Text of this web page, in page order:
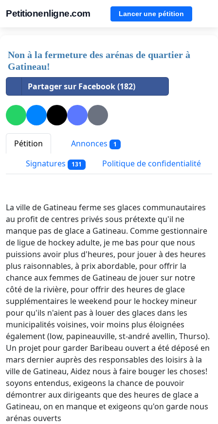
Petitionenligne.com Lancer une pétition
Non à la fermeture des arénas de quartier à
Gatineau!
Partager sur Facebook (182)
Pétition Annonces 1
Signatures 131 Politique de confidentialité
La ville de Gatineau ferme ses glaces communautaires
au profit de centres privés sous prétexte qu'il ne
manque pas de glace a Gatineau. Comme gestionnaire
de ligue de hockey adulte, je me bas pour que nous
puissions avoir plus d'heures, pour jouer à des heures
plus raisonnables, à prix abordable, pour offrir la
chance aux femmes de Gatineau de jouer sur notre
côté de la rivière, pour offrir des heures de glace
supplémentaires le weekend pour le hockey mineur
pour qu'ils n'aient pas à louer des glaces dans les
municipalités voisines, voir moins plus éloignées
également (low, papineauville, st-andré avellin, Thurso).
Un projet pour garder Baribeau ouvert a été déposé en
mars dernier auprès des responsables des loisirs à la
ville de Gatineau, Aidez nous à faire bouger les choses!
soyons entendus, exigeons la chance de pouvoir
démontrer aux dirigeants que des heures de glace a
Gatineau, on en manque et exigeons qu'on garde nous
arénas ouverts